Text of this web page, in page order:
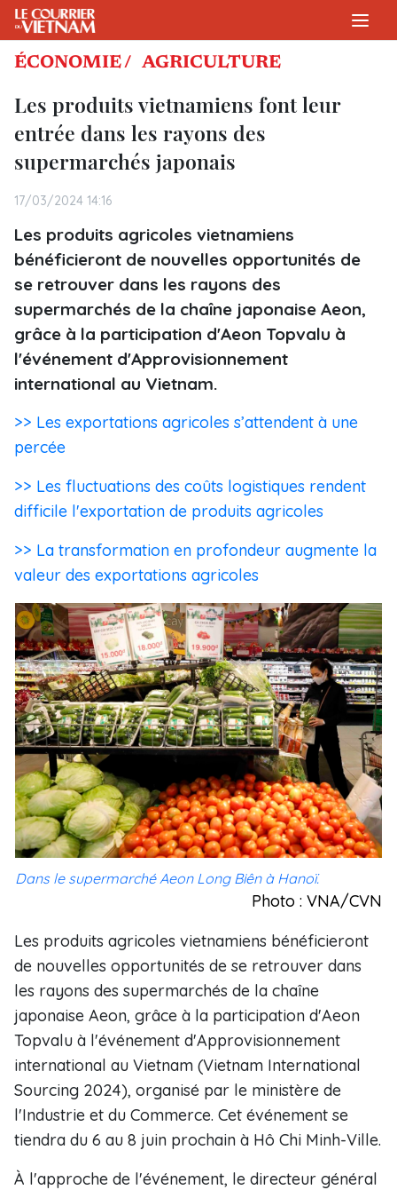
ÉCONOMIE / AGRICULTURE
Les produits vietnamiens font leur
entrée dans les rayons des
supermarchés japonais
17/03/2024 14:16
Les produits agricoles vietnamiens
bénéficieront de nouvelles opportunités de
se retrouver dans les rayons des
supermarchés de la chaîne japonaise Aeon,
grâce à la participation d'Aeon Topvalu à
l'événement d'Approvisionnement
international au Vietnam.
>> Les exportations agricoles s’attendent à une
percée
>> Les fluctuations des coûts logistiques rendent
difficile l'exportation de produits agricoles
>> La transformation en profondeur augmente la
valeur des exportations agricoles
Dans le supermarché Aeon Long Biên à Hanoï.
Photo : VNA/CVN
Les produits agricoles vietnamiens bénéficieront
de nouvelles opportunités de se retrouver dans
les rayons des supermarchés de la chaîne
japonaise Aeon, grâce à la participation d'Aeon
Topvalu à l'événement d'Approvisionnement
international au Vietnam (Vietnam International
Sourcing 2024), organisé par le ministère de
l'Industrie et du Commerce. Cet événement se
tiendra du 6 au 8 juin prochain à Hô Chi Minh-Ville.
À l'approche de l'événement, le directeur général